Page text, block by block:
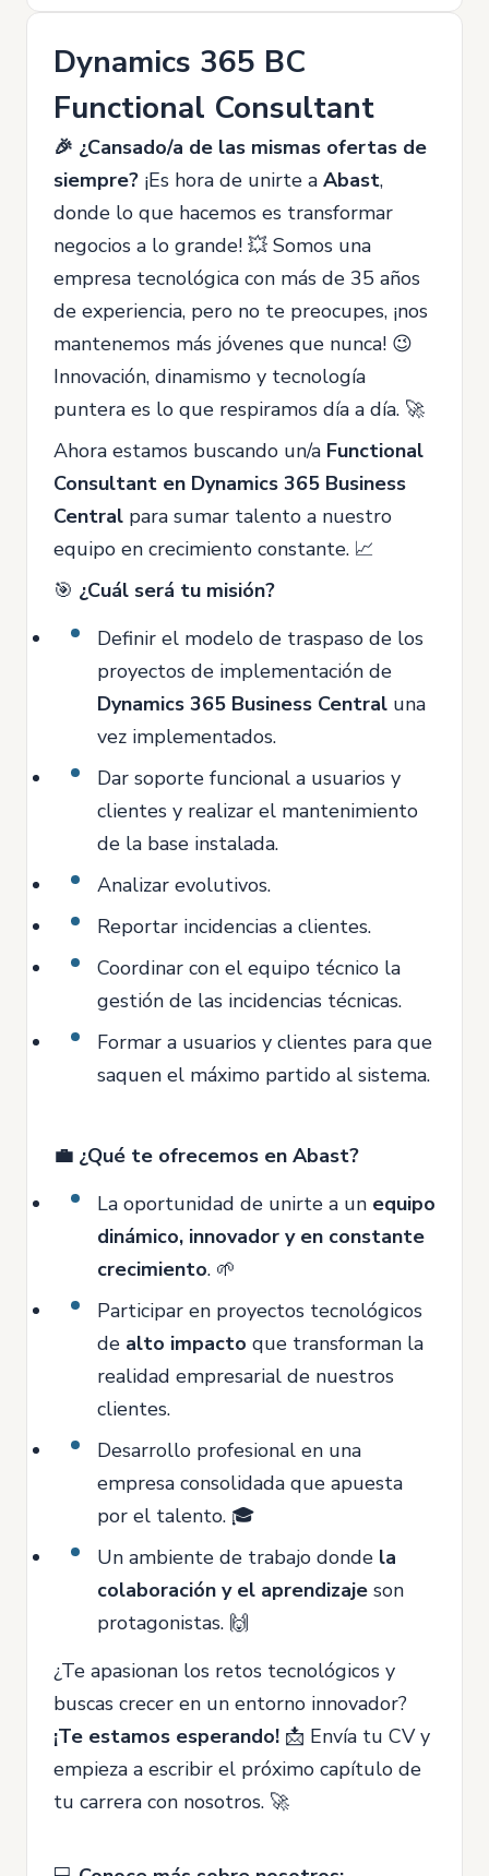
Dynamics 365 BC
Functional Consultant
🎉 ¿Cansado/a de las mismas ofertas de
siempre? ¡Es hora de unirte a Abast,
donde lo que hacemos es transformar
negocios a lo grande! 💥 Somos una
empresa tecnológica con más de 35 años
de experiencia, pero no te preocupes, ¡nos
mantenemos más jóvenes que nunca! 😉
Innovación, dinamismo y tecnología
puntera es lo que respiramos día a día. 🚀
Ahora estamos buscando un/a Functional
Consultant en Dynamics 365 Business
Central para sumar talento a nuestro
equipo en crecimiento constante. 📈
🎯 ¿Cuál será tu misión?
Definir el modelo de traspaso de los
proyectos de implementación de
Dynamics 365 Business Central una
vez implementados.
Dar soporte funcional a usuarios y
clientes y realizar el mantenimiento
de la base instalada.
Analizar evolutivos.
Reportar incidencias a clientes.
Coordinar con el equipo técnico la
gestión de las incidencias técnicas.
Formar a usuarios y clientes para que
saquen el máximo partido al sistema.
💼 ¿Qué te ofrecemos en Abast?
La oportunidad de unirte a un equipo
dinámico, innovador y en constante
crecimiento. 🌱
Participar en proyectos tecnológicos
de alto impacto que transforman la
realidad empresarial de nuestros
clientes.
Desarrollo profesional en una
empresa consolidada que apuesta
por el talento. 🎓
Un ambiente de trabajo donde la
colaboración y el aprendizaje son
protagonistas. 🙌
¿Te apasionan los retos tecnológicos y
buscas crecer en un entorno innovador?
¡Te estamos esperando! 📩 Envía tu CV y
empieza a escribir el próximo capítulo de
tu carrera con nosotros. 🚀